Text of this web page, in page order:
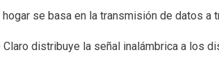
hogar se basa en la transmisión de datos
Claro distribuye la señal inalámbrica a los